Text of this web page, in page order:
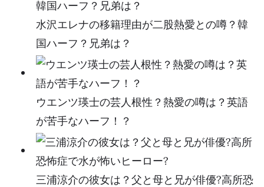
水沢エレナの移籍理由が二股熱愛との噂？韓
国ハーフ？兄弟は？
ウエンツ瑛士の芸人根性？熱愛の噂は？英語
が苦手なハーフ！？
三浦涼介の彼女は？父と母と兄が俳優?高所恐